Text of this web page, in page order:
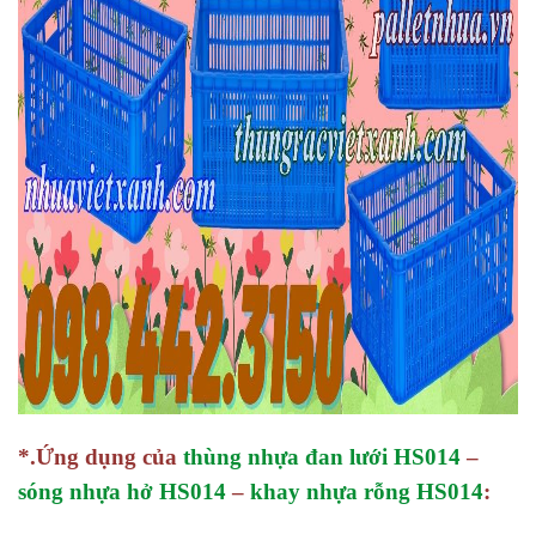
*.Ứng dụng của thùng nhựa đan lưới HS014–
sóng nhựa hở HS014– khay nhựa rỗng HS014: